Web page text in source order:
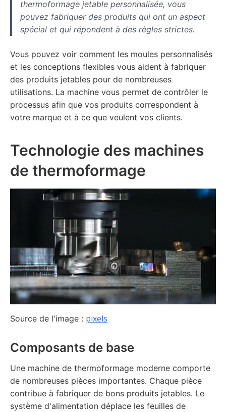
thermoformage jetable personnalisée, vous
pouvez fabriquer des produits qui ont un aspect
spécial et qui répondent à des règles strictes.
Vous pouvez voir comment les moules personnalisés
et les conceptions flexibles vous aident à fabriquer
des produits jetables pour de nombreuses
utilisations. La machine vous permet de contrôler le
processus afin que vos produits correspondent à
votre marque et à ce que veulent vos clients.
Technologie des machines
de thermoformage
Source de l'image : pixels
Composants de base
Une machine de thermoformage moderne comporte
de nombreuses pièces importantes. Chaque pièce
contribue à fabriquer de bons produits jetables. Le
système d'alimentation déplace les feuilles de